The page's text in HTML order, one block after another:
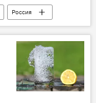
Россия
закон